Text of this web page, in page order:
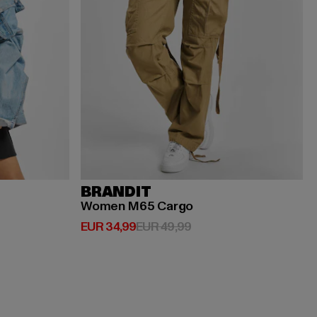
EUR 34,99
BRANDIT
Women M65 Cargo
EUR 34,99
Derzeitiger Preis: EUR 34,99
EUR 49,99Aktionspreis: EUR 49,99